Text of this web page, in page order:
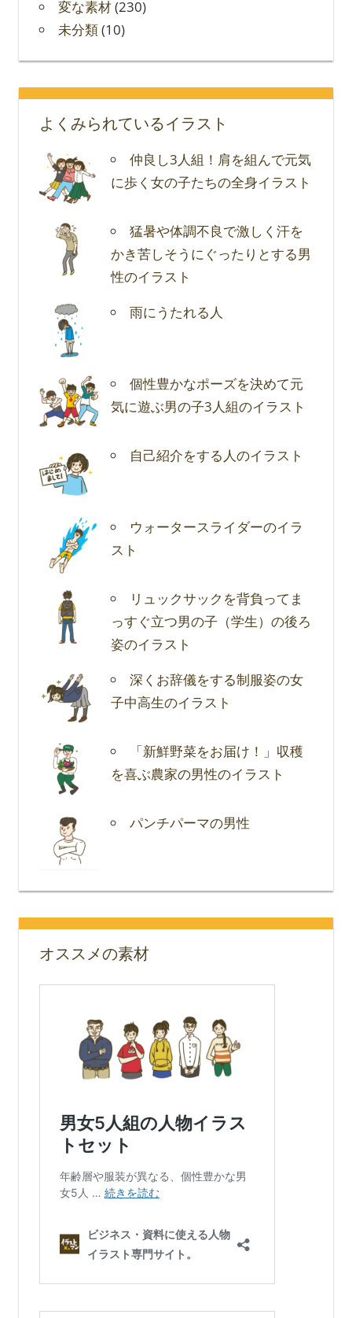
変な素材(230)
未分類(10)
よくみられているイラスト
仲良し3人組！肩を組んで元気
に歩く女の子たちの全身イラスト
猛暑や体調不良で激しく汗を
かき苦しそうにぐったりとする男
性のイラスト
雨にうたれる人
個性豊かなポーズを決めて元
気に遊ぶ男の子3人組のイラスト
自己紹介をする人のイラスト
ウォータースライダーのイラ
スト
リュックサックを背負ってま
っすぐ立つ男の子（学生）の後ろ
姿のイラスト
深くお辞儀をする制服姿の女
子中高生のイラスト
「新鮮野菜をお届け！」収穫
を喜ぶ農家の男性のイラスト
パンチパーマの男性
オススメの素材